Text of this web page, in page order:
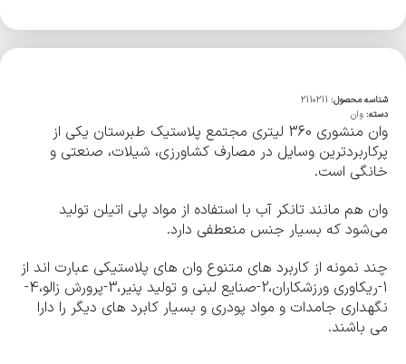
شناسه محصول: 2110211
دسته: وان
وان منشوری 360 لیتری مجتمع پلاستیک طبرستان یکی از
پرکاربردترین وسایل در مصارف کشاورزی، شیلات، صنعتی و
خانگی است.
وان هم مانند تانکر آب با استفاده از مواد پلی اتیلن تولید
می‌شود که بسیار جنس منعطفی دارد.
چند نمونه از کاربرد های متنوع وان های پلاستیکی عبارت اند از
1-ریکاوری ورزشکاران،2-صنایع لبنی و تولید پنیر،3-پرورش زالو،4-
نگهداری جامدات و مواد پودری و بسیار کابرد های دیگر را دارا
می باشند.